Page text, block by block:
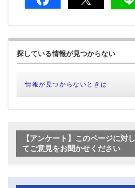
探している情報が見つからない
情報が見つからないときは
【アンケート】このページに対し
てご意見をお聞かせください